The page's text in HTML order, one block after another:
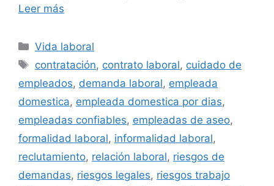
Leer más
Categorías
Vida laboral
Etiquetas
contratación, contrato laboral, cuidado de
empleados, demanda laboral, empleada
domestica, empleada domestica por dias,
empleadas confiables, empleadas de aseo,
formalidad laboral, informalidad laboral,
reclutamiento, relación laboral, riesgos de
demandas, riesgos legales, riesgos trabajo